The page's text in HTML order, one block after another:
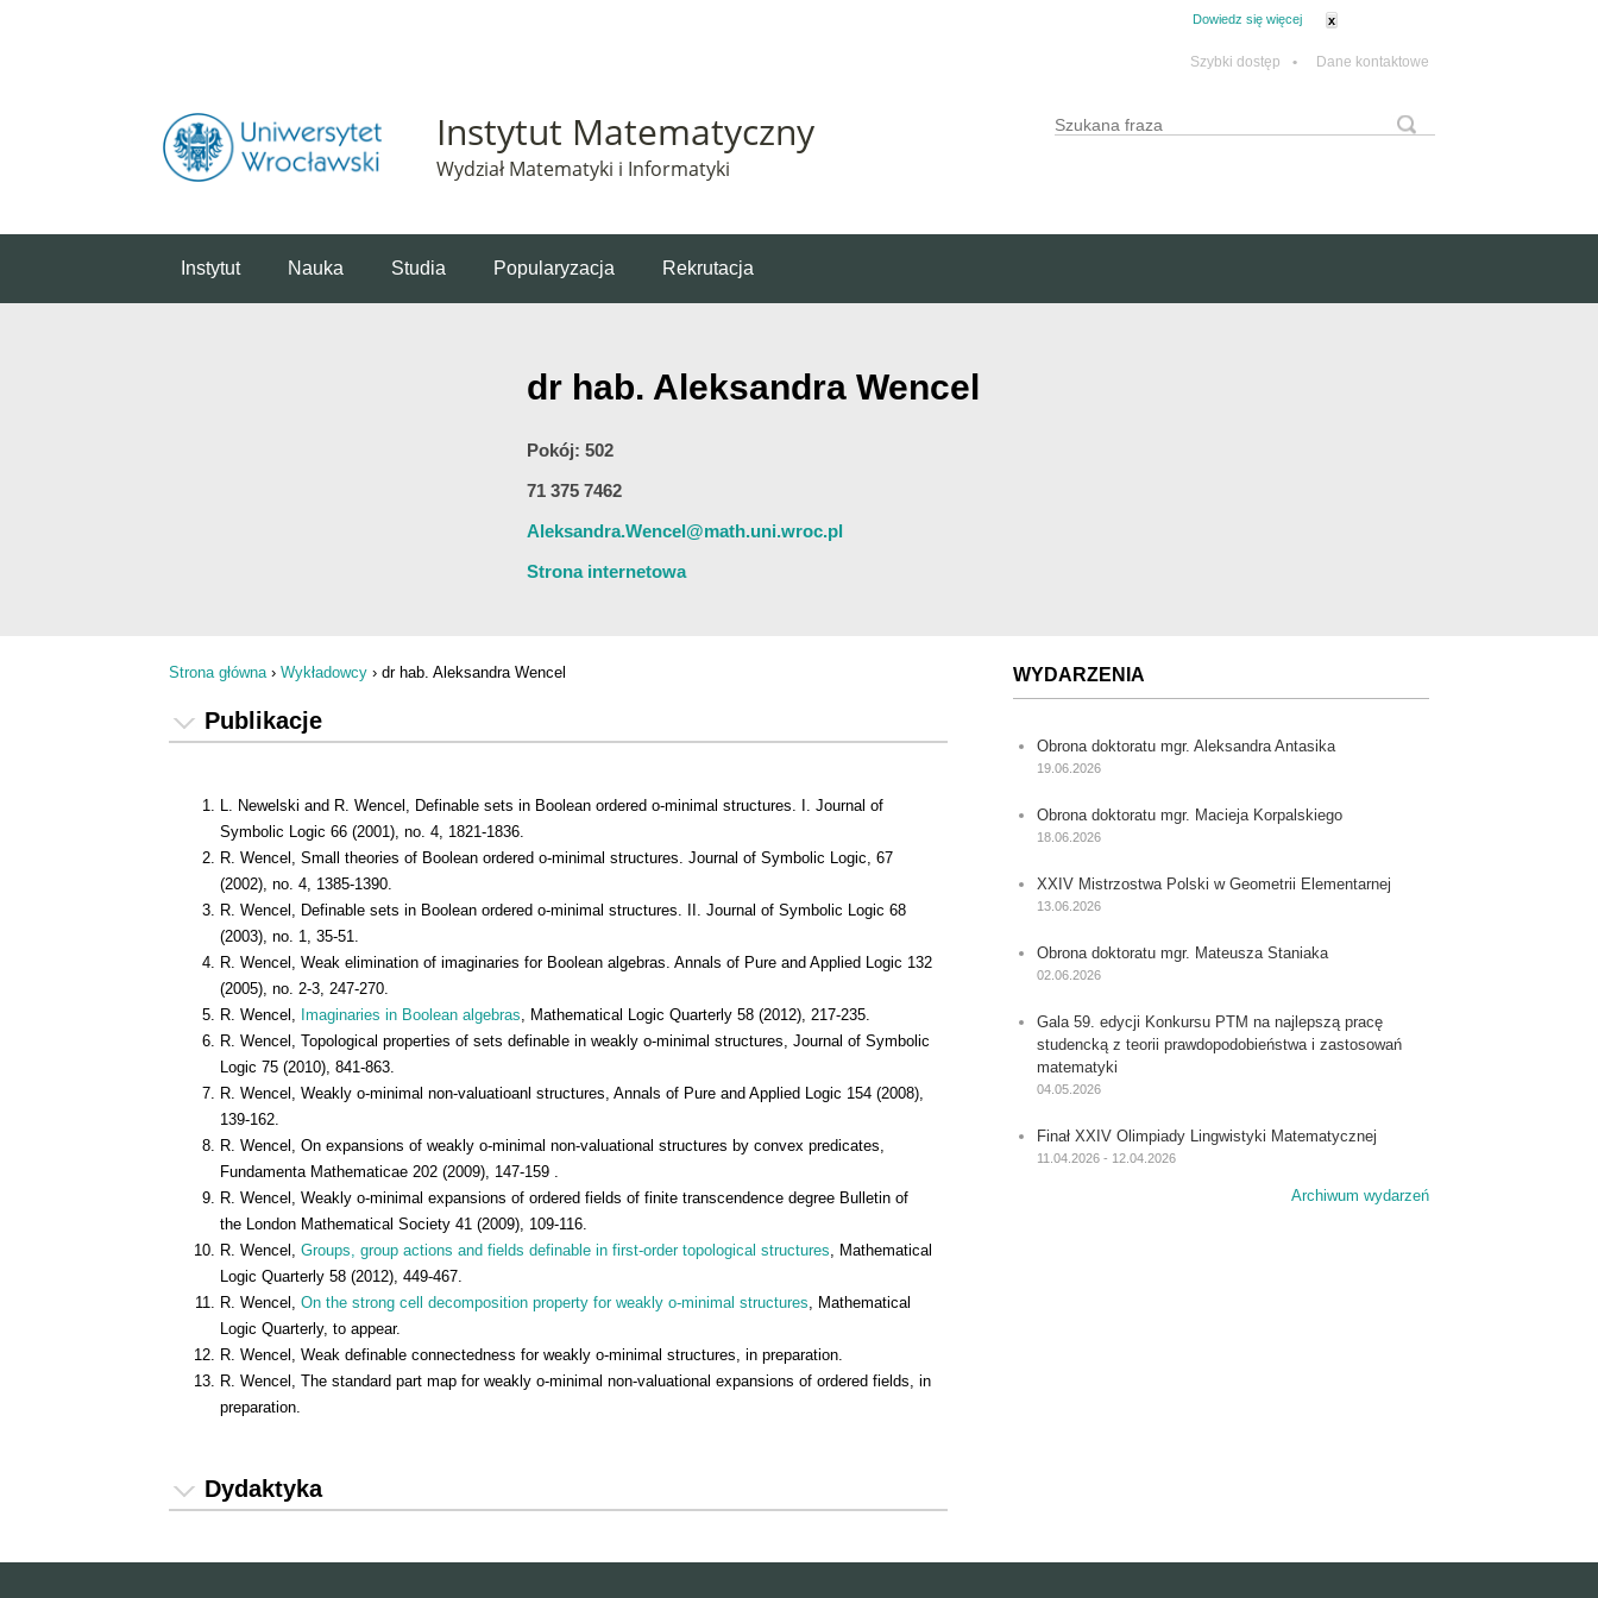
Dowiedz się więcej x
Szybki dostęp • Dane kontaktowe
Instytut Matematyczny
Wydział Matematyki i Informatyki
Formularz wyszukiwania
Wyszukaj
Instytut Nauka Studia Popularyzacja Rekrutacja
dr hab. Aleksandra Wencel
Pokój: 502
71 375 7462
Aleksandra.Wencel@math.uni.wroc.pl
Strona internetowa
Strona główna› Wykładowcy › dr hab. Aleksandra Wencel
Publikacje
L. Newelski and R. Wencel, Definable sets in Boolean ordered o-minimal structures. I. Journal of
Symbolic Logic 66 (2001), no. 4, 1821-1836.
R. Wencel, Small theories of Boolean ordered o-minimal structures. Journal of Symbolic Logic, 67
(2002), no. 4, 1385-1390.
R. Wencel, Definable sets in Boolean ordered o-minimal structures. II. Journal of Symbolic Logic 68
(2003), no. 1, 35-51.
R. Wencel, Weak elimination of imaginaries for Boolean algebras. Annals of Pure and Applied Logic 132
(2005), no. 2-3, 247-270.
R. Wencel, Imaginaries in Boolean algebras , Mathematical Logic Quarterly 58 (2012), 217-235.
R. Wencel, Topological properties of sets definable in weakly o-minimal structures, Journal of Symbolic
Logic 75 (2010), 841-863.
R. Wencel, Weakly o-minimal non-valuatioanl structures, Annals of Pure and Applied Logic 154 (2008),
139-162.
R. Wencel, On expansions of weakly o-minimal non-valuational structures by convex predicates,
Fundamenta Mathematicae 202 (2009), 147-159 .
R. Wencel, Weakly o-minimal expansions of ordered fields of finite transcendence degree Bulletin of
the London Mathematical Society 41 (2009), 109-116.
R. Wencel, Groups, group actions and fields definable in first-order topological structures , Mathematical
Logic Quarterly 58 (2012), 449-467.
R. Wencel, On the strong cell decomposition property for weakly o-minimal structures , Mathematical
Logic Quarterly, to appear.
R. Wencel, Weak definable connectedness for weakly o-minimal structures, in preparation.
R. Wencel, The standard part map for weakly o-minimal non-valuational expansions of ordered fields, in
preparation.
Dydaktyka
WYDARZENIA
Obrona doktoratu mgr. Aleksandra Antasika
19.06.2026
Obrona doktoratu mgr. Macieja Korpalskiego
18.06.2026
XXIV Mistrzostwa Polski w Geometrii Elementarnej
13.06.2026
Obrona doktoratu mgr. Mateusza Staniaka
02.06.2026
Gala 59. edycji Konkursu PTM na najlepszą pracę
studencką z teorii prawdopodobieństwa i zastosowań
matematyki
04.05.2026
Finał XXIV Olimpiady Lingwistyki Matematycznej
11.04.2026 - 12.04.2026
Archiwum wydarzeń